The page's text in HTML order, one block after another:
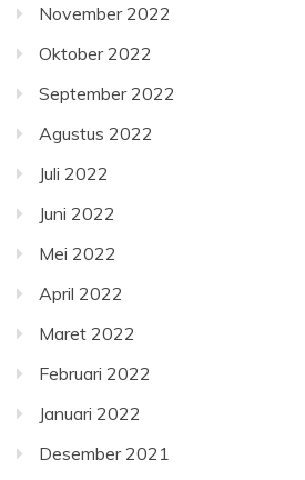
November 2022
Oktober 2022
September 2022
Agustus 2022
Juli 2022
Juni 2022
Mei 2022
April 2022
Maret 2022
Februari 2022
Januari 2022
Desember 2021